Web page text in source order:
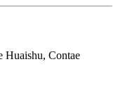
Huaishu, Contae